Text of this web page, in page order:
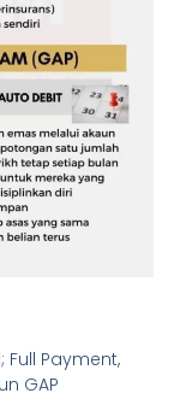
Payment,
GAP